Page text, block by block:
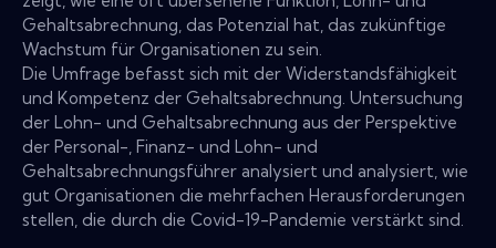
Gehaltsabrechnung, das Potenzial hat, das zukünftige
Wachstum für Organisationen zu sein.
Die Umfrage befasst sich mit der Widerstandsfähigkeit
und Kompetenz der Gehaltsabrechnung. Untersuchung
der Lohn- und Gehaltsabrechnung aus der Perspektive
der Personal-, Finanz- und Lohn- und
Gehaltsabrechnungsführer analysiert und analysiert, wie
gut Organisationen die mehrfachen Herausforderungen
stellen, die durch die Covid-19-Pandemie verstärkt sind.